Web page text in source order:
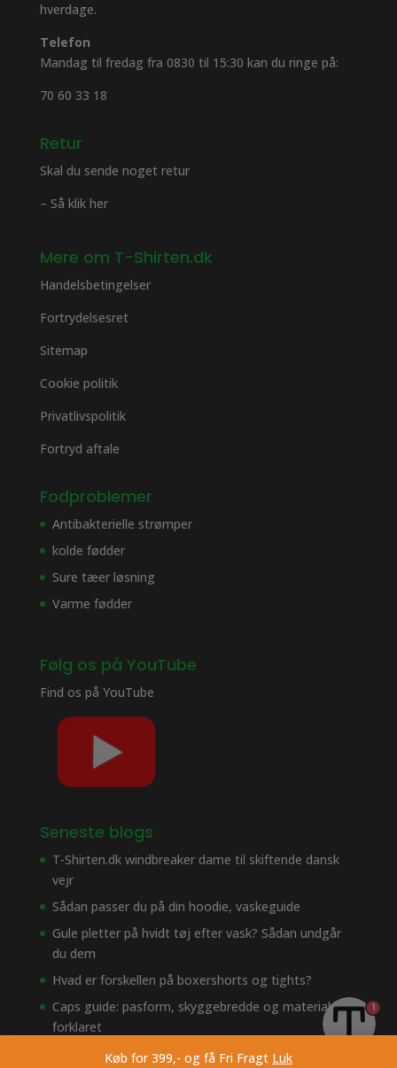
Køb for 399,- og få Fri Fragt Luk
hverdage.
Telefon
Mandag til fredag fra 0830 til 15:30 kan du ringe på:
70 60 33 18
Retur
Skal du sende noget retur
– Så klik her
Mere om T-Shirten.dk
Handelsbetingelser
Fortrydelsesret
Sitemap
Cookie politik
Privatlivspolitik
Fortryd aftale
Fodproblemer
Antibakterielle strømper
kolde fødder
Sure tæer løsning
Varme fødder
Følg os på YouTube
Find os på YouTube
Seneste blogs
T-Shirten.dk windbreaker dame til skiftende dansk
vejr
Sådan passer du på din hoodie, vaskeguide
Gule pletter på hvidt tøj efter vask? Sådan undgår
du dem
Hvad er forskellen på boxershorts og tights?
Caps guide: pasform, skyggebredde og materialer
forklaret
1